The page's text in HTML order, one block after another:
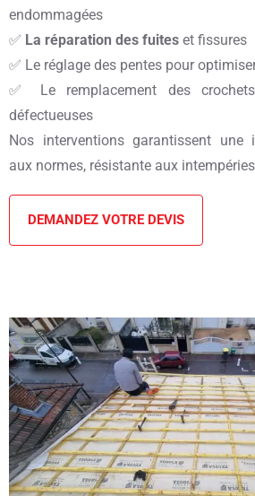
endommagées
✅ La réparation des fuites et fissures
✅ Le réglage des pentes pour
✅ Le remplacement des
défectueuses
Nos interventions garantissent une
aux normes, résistante aux
DEMANDEZ VOTRE DEVIS